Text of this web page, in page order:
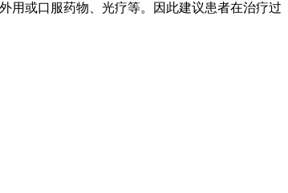
用或口服药物、光疗等。因此建议患者在治疗过